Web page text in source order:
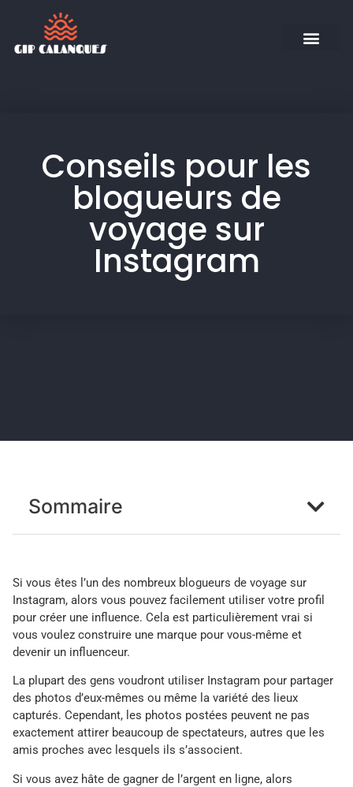
Conseils pour les
blogueurs de
voyage sur
Instagram
Sommaire
Si vous êtes l’un des nombreux blogueurs de voyage sur
Instagram, alors vous pouvez facilement utiliser votre profil
pour créer une influence. Cela est particulièrement vrai si
vous voulez construire une marque pour vous-même et
devenir un influenceur.
La plupart des gens voudront utiliser Instagram pour partager
des photos d’eux-mêmes ou même la variété des lieux
capturés. Cependant, les photos postées peuvent ne pas
exactement attirer beaucoup de spectateurs, autres que les
amis proches avec lesquels ils s’associent.
Si vous avez hâte de gagner de l’argent en ligne, alors